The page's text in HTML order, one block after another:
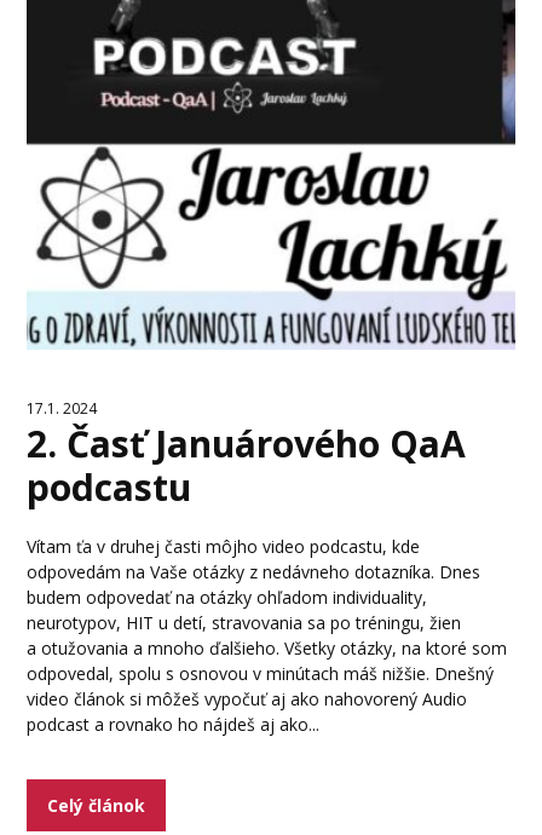
17.1. 2024
2. Časť Januárového QaA
podcastu
Vítam ťa v druhej časti môjho video podcastu, kde
odpovedám na Vaše otázky z nedávneho dotazníka. Dnes
budem odpovedať na otázky ohľadom individuality,
neurotypov, HIT u detí, stravovania sa po tréningu, žien
a otužovania a mnoho ďalšieho. Všetky otázky, na ktoré som
odpovedal, spolu s osnovou v minútach máš nižšie. Dnešný
video článok si môžeš vypočuť aj ako nahovorený Audio
podcast a rovnako ho nájdeš aj ako...
Celý článok